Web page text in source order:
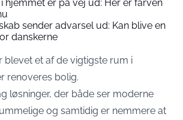
hjemmet er på vej ud: Her er farven
sender advarsel ud: Kan blive en
danskerne
et af de vigtigste rum i
renoveres bolig.
løsninger, der både ser moderne
og samtidig er nemmere at